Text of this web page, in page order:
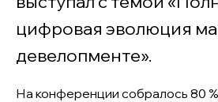
цифровая эволюция
девелопменте».
На конференции собралось 80